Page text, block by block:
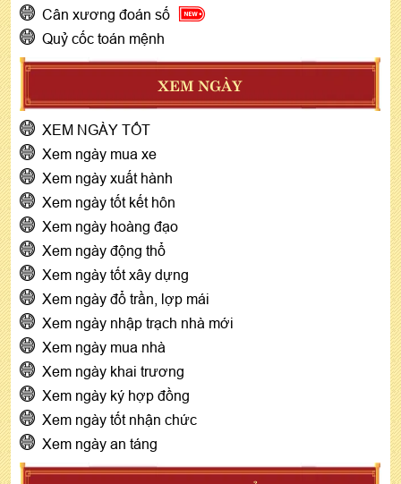
Cân xương đoán số
Quỷ cốc toán mệnh
XEM NGÀY
XEM NGÀY TỐT
Xem ngày mua xe
Xem ngày xuất hành
Xem ngày tốt kết hôn
Xem ngày hoàng đạo
Xem ngày động thổ
Xem ngày tốt xây dựng
Xem ngày đổ trần, lợp mái
Xem ngày nhập trạch nhà mới
Xem ngày mua nhà
Xem ngày khai trương
Xem ngày ký hợp đồng
Xem ngày tốt nhận chức
Xem ngày an táng